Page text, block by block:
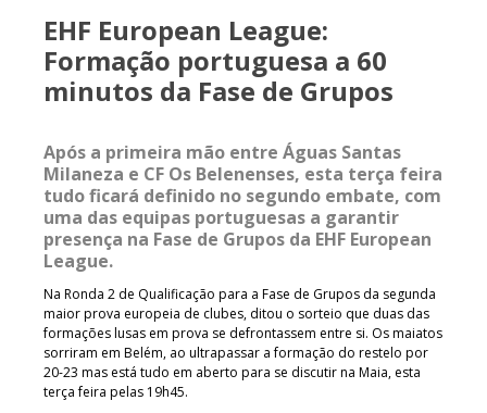
EHF European League:
Formação portuguesa a 60
minutos da Fase de Grupos
Após a primeira mão entre Águas Santas
Milaneza e CF Os Belenenses, esta terça feira
tudo ficará definido no segundo embate, com
uma das equipas portuguesas a garantir
presença na Fase de Grupos da EHF European
League.
Na Ronda 2 de Qualificação para a Fase de Grupos da segunda
maior prova europeia de clubes, ditou o sorteio que duas das
formações lusas em prova se defrontassem entre si. Os maiatos
sorriram em Belém, ao ultrapassar a formação do restelo por
20-23 mas está tudo em aberto para se discutir na Maia, esta
terça feira pelas 19h45.